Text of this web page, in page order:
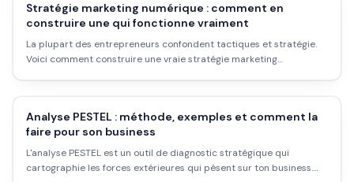
Stratégie marketing numérique : comment en
construire une qui fonctionne vraiment
La plupart des entrepreneurs confondent tactiques et stratégie.
Voici comment construire une vraie stratégie marketing
Analyse PESTEL : méthode, exemples et comment la
faire pour son business
L'analyse PESTEL est un outil de diagnostic stratégique qui
cartographie les forces extérieures qui pèsent sur ton business.